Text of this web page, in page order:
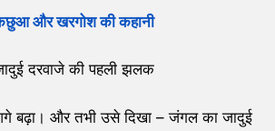
और खरगोश की कहानी
दरवाजे की पहली झलक
बढ़ा। और तभी उसे दिखा – जंगल का जादुई